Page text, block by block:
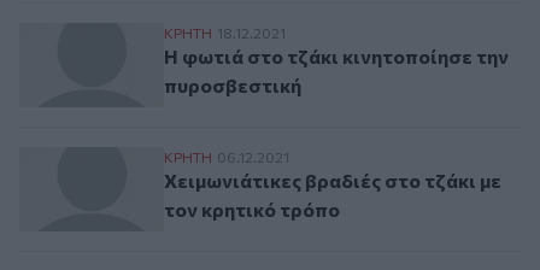
Η φωτιά στο τζάκι κινητοποίησε την
ΚΡΗΤΗ 18.12.2021
Η φωτιά στο τζάκι κινητοποίησε την
πυροσβεστική
Χειμωνιάτικες βραδιές στο τζάκι με τον
ΚΡΗΤΗ 06.12.2021
Χειμωνιάτικες βραδιές στο τζάκι με
τον κρητικό τρόπο